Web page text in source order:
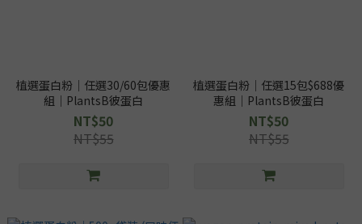
植選蛋白粉｜任選30/60包優惠
組｜PlantsB彼蛋白
NT$50
NT$55
植選蛋白粉｜任選15包$688優
惠組｜PlantsB彼蛋白
NT$50
NT$55